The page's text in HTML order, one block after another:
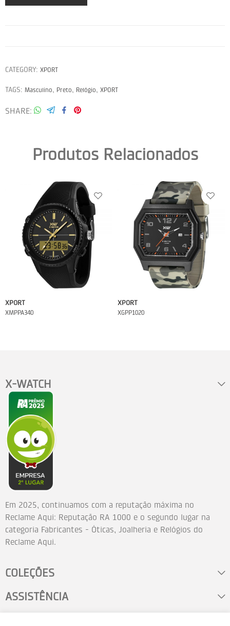
CATEGORY: XPORT
TAGS: Masculino, Preto, Relógio, XPORT
SHARE
Produtos Relacionados
XPORT
XMPPA340
XPORT
XGPP1020
X-WATCH
Em 2025, continuamos com a reputação máxima no
Reclame Aqui: Reputação RA 1000 e o segundo lugar na
categoria Fabricantes - Óticas, Joalheria e Relógios do
Reclame Aqui.
COLEÇÕES
ASSISTÊNCIA